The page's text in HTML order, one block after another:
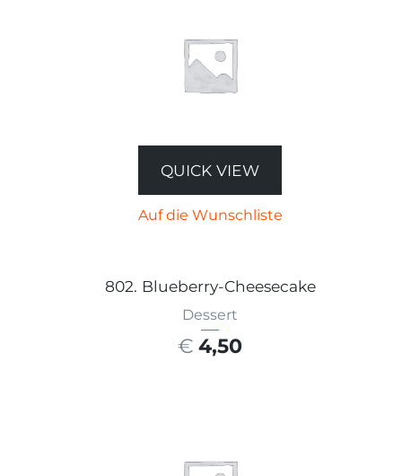
QUICK VIEW
Auf die Wunschliste
802. Blueberry-Cheesecake
Dessert
€ 4,50